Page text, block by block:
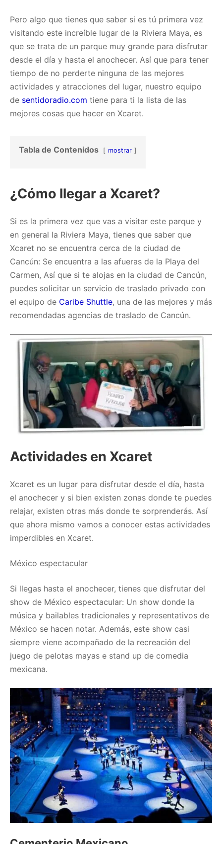
Pero algo que tienes que saber si es tú primera vez
visitando este increíble lugar de la Riviera Maya, es
que se trata de un parque muy grande para disfrutar
desde el día y hasta el anochecer. Así que para tener
tiempo de no perderte ninguna de las mejores
actividades y atracciones del lugar, nuestro equipo
de sentidoradio.com tiene para ti la lista de las
mejores cosas que hacer en Xcaret.
Tabla de Contenidos mostrar
¿Cómo llegar a Xcaret?
Si es la primera vez que vas a visitar este parque y
en general la Riviera Maya, tienes que saber que
Xcaret no se encuentra cerca de la ciudad de
Cancún: Se encuentra a las afueras de la Playa del
Carmen, Así que si te alojas en la ciudad de Cancún,
puedes solicitar un servicio de traslado privado con
el equipo de Caribe Shuttle, una de las mejores y más
recomendadas agencias de traslado de Cancún.
Actividades en Xcaret
Xcaret es un lugar para disfrutar desde el día, hasta
el anochecer y si bien existen zonas donde te puedes
relajar, existen otras más donde te sorprenderás. Así
que ahora mismo vamos a conocer estas actividades
imperdibles en Xcaret.
México espectacular
Si llegas hasta el anochecer, tienes que disfrutar del
show de México espectacular: Un show donde la
música y bailables tradicionales y representativos de
México se hacen notar. Además, este show casi
siempre viene acompañado de la recreación del
juego de pelotas mayas e stand up de comedia
mexicana.